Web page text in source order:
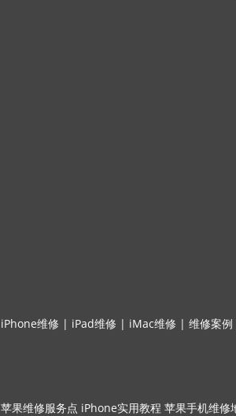
iPhone维修 | iPad维修 | iMac维修 | 维修案例
苹果维修服务点 iPhone实用教程 苹果手机维修